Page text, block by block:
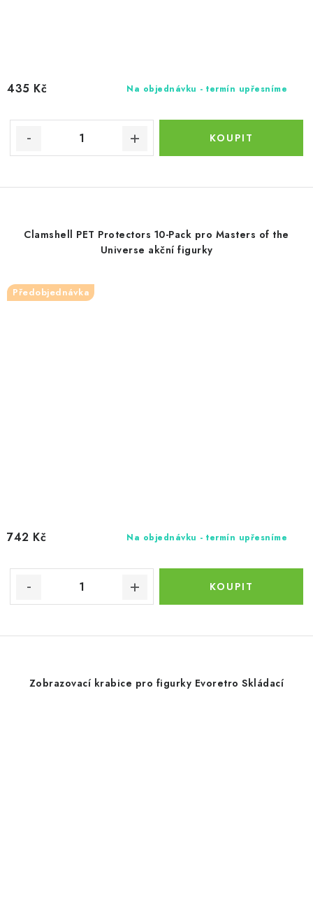
Na objednávku - termín upřesníme
435 Kč
Clamshell PET Protectors 10-Pack pro Masters of the
Universe akční figurky
Předobjednávka
Na objednávku - termín upřesníme
742 Kč
Zobrazovací krabice pro figurky Evoretro Skládací